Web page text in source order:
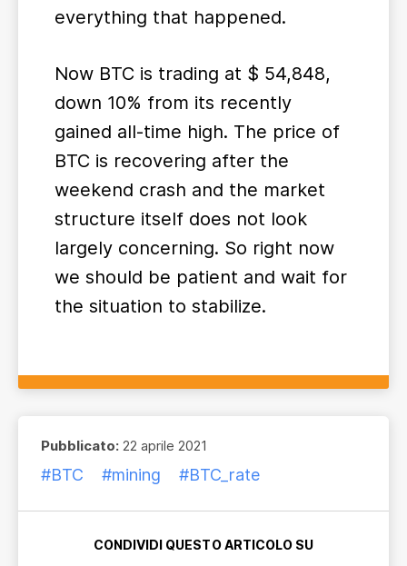
everything that happened.
Now BTC is trading at $ 54,848,
down 10% from its recently
gained all-time high. The price of
BTC is recovering after the
weekend crash and the market
structure itself does not look
largely concerning. So right now
we should be patient and wait for
the situation to stabilize.
Pubblicato: 22 aprile 2021
#BTC #mining #BTC_rate
CONDIVIDI QUESTO ARTICOLO SU